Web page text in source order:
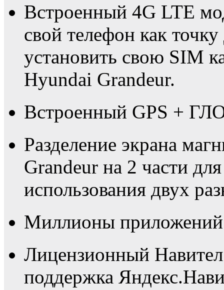
Встроенный 4G LTE
свой телефон как
установить свою SIM
Hyundai Grandeur.
Встроенный GPS +
Разделение экрана
Grandeur на 2 части
использования двух
Миллионы приложений
Лицензионный
поддержка